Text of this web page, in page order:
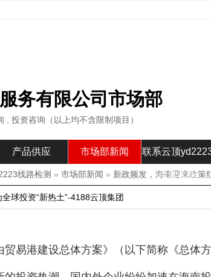
务有限公司市场部
投资咨询（以上均不含限制项目）
产品供应 市场部新闻 联系云顶
线路检测
线路检测 » 市场部新闻 » 新政频发，海南迎来政策
球投资“新热土”-4188云顶集团
贸易港建设总体方案》（以下简称《总体